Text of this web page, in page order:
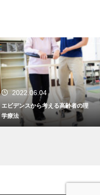
2022.06.04
エビデンスから考える高齢者の理
学療法